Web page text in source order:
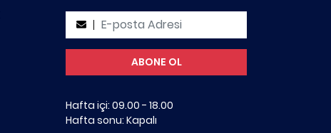
Hafta içi: 09.00 - 18.00
Hafta sonu: Kapalı